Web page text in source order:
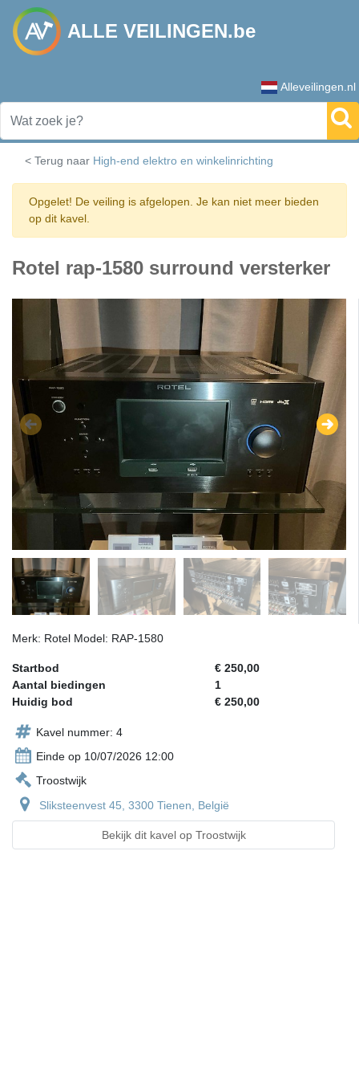
ALLE VEILINGEN.be
Alleveilingen.nl
< Terug naar High-end elektro en winkelinrichting
Opgelet! De veiling is afgelopen. Je kan niet meer bieden
op dit kavel.
Rotel rap-1580 surround versterker
Merk: Rotel Model: RAP-1580
Startbod
€ 250,00
Aantal biedingen
1
Huidig bod
€ 250,00
Kavel nummer: 4
Einde op 10/07/2026 12:00
Troostwijk
Sliksteenvest 45, 3300 Tienen, België
Bekijk dit kavel op Troostwijk